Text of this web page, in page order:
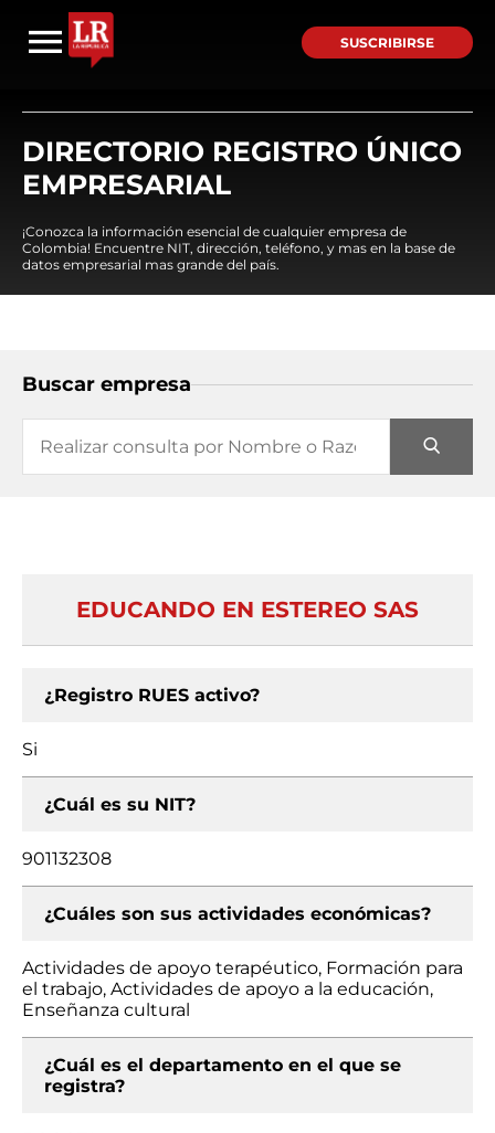
SUSCRIBIRSE
DIRECTORIO REGISTRO ÚNICO
EMPRESARIAL
¡Conozca la información esencial de cualquier empresa de
Colombia! Encuentre NIT, dirección, teléfono, y mas en la base de
datos empresarial mas grande del país.
Buscar empresa
EDUCANDO EN ESTEREO SAS
¿Registro RUES activo?
Si
¿Cuál es su NIT?
901132308
¿Cuáles son sus actividades económicas?
Actividades de apoyo terapéutico, Formación para
el trabajo, Actividades de apoyo a la educación,
Enseñanza cultural
¿Cuál es el departamento en el que se
registra?